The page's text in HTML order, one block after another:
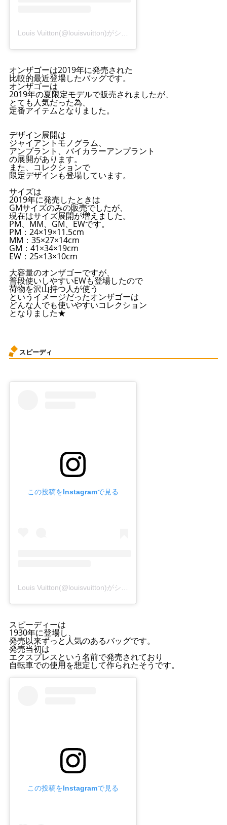
オンザゴーは2019年に発売された
比較的最近登場したバッグです。
オンザゴーは
2019年の夏限定モデルで販売されましたが、
とても人気だった為、
定番アイテムとなりました。
デザイン展開は
ジャイアントモノグラム、
アンプラント、バイカラーアンプラント
の展開があります。
また、コレクションで
限定デザインも登場しています。
サイズは
2019年に発売したときは
GMサイズのみの販売でしたが、
現在はサイズ展開が増えました。
PM、MM、GM、EWです。
PM：24×19×11.5cm
MM：35×27×14cm
GM：41×34×19cm
EW：25×13×10cm
大容量のオンザゴーですが、
普段使いしやすいEWも登場したので
荷物を沢山持つ人が使う
というイメージだったオンザゴーは
どんな人でも使いやすいコレクション
となりました★
スピーディ
この投稿をInstagramで見る
Louis Vuitton(@louisvuitton)がシェアした投稿
スピーディーは
1930年に登場し、
発売以来ずっと人気のあるバッグです。
発売当初は
エクスプレスという名前で発売されており
自転車での使用を想定して作られたそうです。
この投稿をInstagramで見る